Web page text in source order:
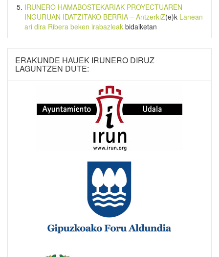
IRUNERO HAMABOSTEKARIAK PROYECTUAREN
INGURUAN IDATZITAKO BERRIA – AntzerkiZ(e)k Lanean
ari dira Ribera beken irabazleak bidalketan
ERAKUNDE HAUEK IRUNERO DIRUZ
LAGUNTZEN DUTE: